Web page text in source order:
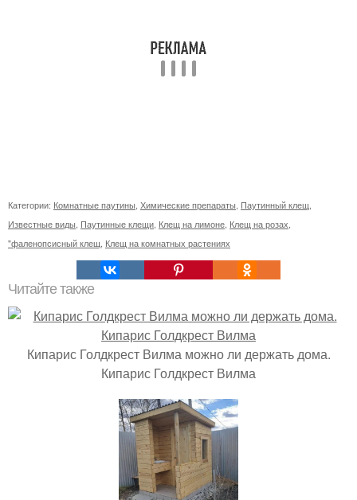
Категории: Комнатные паутины, Химические препараты, Паутинный клещ,
Известные виды, Паутинные клещи, Клещ на лимоне, Клещ на розах,
"фаленопсисный клещ, Клещ на комнатных растениях
Читайте также
Кипарис Голдкрест Вилма можно ли держать дома.
Кипарис Голдкрест Вилма